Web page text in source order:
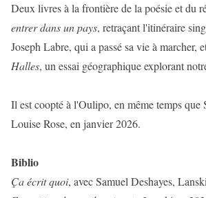
Deux livres à la frontière de la poésie et du
entrer dans un pays, retraçant l'itinéraire
Joseph Labre, qui a passé sa vie à marcher,
Halles, un essai géographique explorant
Il est coopté à l'Oulipo, en même temps que
Louise Rose, en janvier 2026.
Biblio
Ça écrit quoi, avec Samuel Deshayes,